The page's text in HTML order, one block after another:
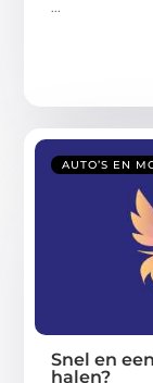
AUTO’S EN
Snel en
halen?